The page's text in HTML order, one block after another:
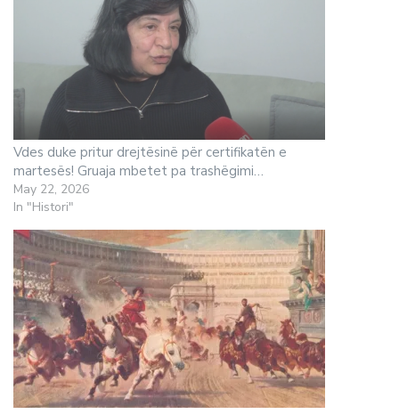
Vdes duke pritur drejtësinë për certifikatën e
martesës! Gruaja mbetet pa trashëgimi…
May 22, 2026
In "Histori"